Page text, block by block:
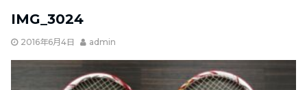
IMG_3024
2016年6月4日 admin